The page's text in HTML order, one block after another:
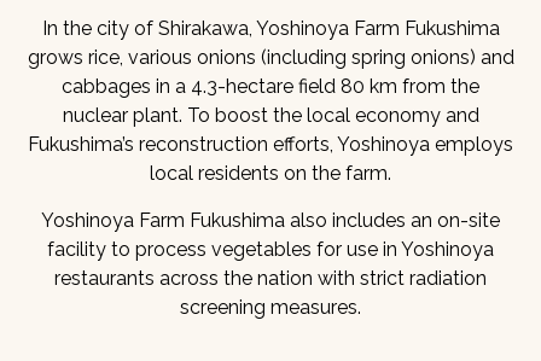
In the city of Shirakawa, Yoshinoya Farm Fukushima
grows rice, various onions (including spring onions) and
cabbages in a 4.3-hectare field 80 km from the
nuclear plant. To boost the local economy and
Fukushima’s reconstruction efforts, Yoshinoya employs
local residents on the farm.
Yoshinoya Farm Fukushima also includes an on-site
facility to process vegetables for use in Yoshinoya
restaurants across the nation with strict radiation
screening measures.